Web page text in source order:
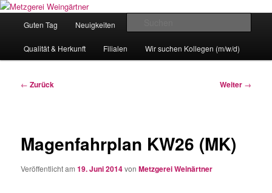
Zum
wechseln
Metzgerei Weingärtner
Eislingens leckere Adresse
Guten Tag Neuigkeiten
Qualität & Herkunft Filialen Wir suchen Kollegen (m/w/d)
Beitragsnavigation
← Zurück Weiter →
Magenfahrplan KW26 (MK)
Veröffentlicht am19. Juni 2014vonMetzgerei Weinärtner